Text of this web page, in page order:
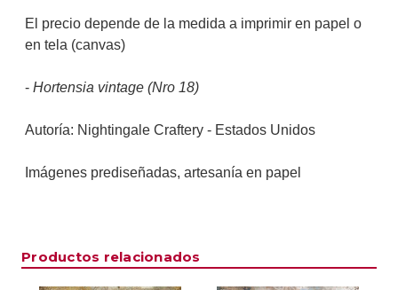
El precio depende de la medida a imprimir en papel o
en tela (canvas)
- Hortensia vintage (Nro 18)
Autoría: Nightingale Craftery - Estados Unidos
Imágenes prediseñadas, artesanía en papel
Productos relacionados